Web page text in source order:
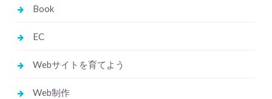
Book
EC
Webサイトを育てよう
Web制作